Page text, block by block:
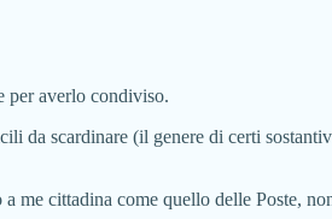
per averlo condiviso.
da scardinare (il genere di certi
me cittadina come quello delle Poste,